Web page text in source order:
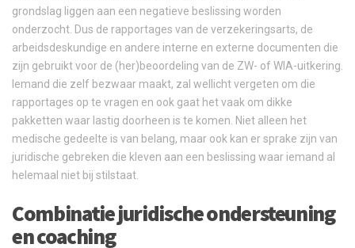
grondslag liggen aan een negatieve beslissing worden
onderzocht. Dus de rapportages van de verzekeringsarts, de
arbeidsdeskundige en andere interne en externe documenten die
zijn gebruikt voor de (her)beoordeling van de ZW- of WIA-uitkering.
Iemand die zelf bezwaar maakt, zal wellicht vergeten om die
rapportages op te vragen en ook gaat het vaak om dikke
pakketten waar lastig doorheen is te komen. Niet alleen het
medische gedeelte is van belang, maar ook kan er sprake zijn van
juridische gebreken die kleven aan een beslissing waar iemand al
helemaal niet bij stilstaat.
Combinatie juridische ondersteuning
en coaching